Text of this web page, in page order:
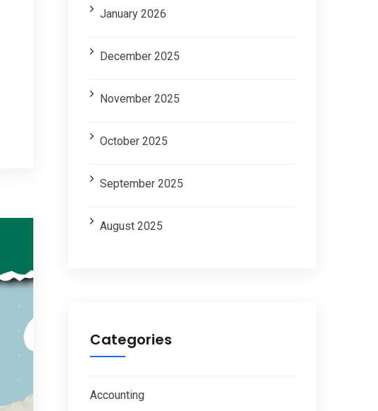
January 2026
December 2025
November 2025
October 2025
September 2025
August 2025
Categories
Accounting